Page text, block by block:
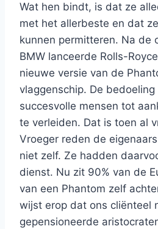
Wat hen bindt, is dat ze
met het allerbeste en dat
kunnen permitteren. Na de
BMW lanceerde Rolls-
nieuwe versie van de
vlaggenschip. De
succesvolle mensen tot
te verleiden. Dat is toen al
Vroeger reden de
niet zelf. Ze hadden
dienst. Nu zit 90% van de
van een Phantom zelf
wijst erop dat ons cliënteel
gepensioneerde